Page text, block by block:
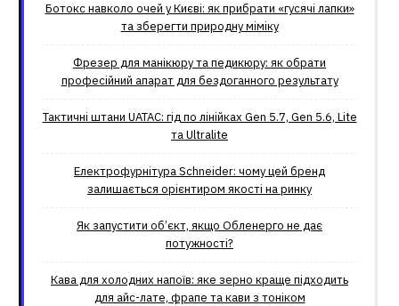
Ботокс навколо очей у Києві: як прибрати «гусячі лапки»
та зберегти природну міміку
Фрезер для манікюру та педикюру: як обрати
професійний апарат для бездоганного результату
Тактичні штани UATAC: гід по лінійках Gen 5.7, Gen 5.6, Lite
та Ultralite
Електрофурнітура Schneider: чому цей бренд
залишається орієнтиром якості на ринку
Як запустити об’єкт, якщо Обленерго не дає
потужності?
Кава для холодних напоїв: яке зерно краще підходить
для айс-лате, фрапе та кави з тоніком